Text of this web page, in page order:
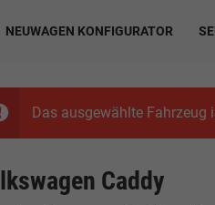
NEUWAGEN KONFIGURATOR
Das ausgewählte Fahrzeug
Caddy